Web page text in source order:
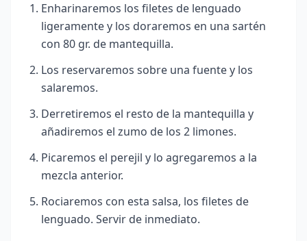
Enharinaremos los filetes de lenguado
ligeramente y los doraremos en una sartén
con 80 gr. de mantequilla.
Los reservaremos sobre una fuente y los
salaremos.
Derretiremos el resto de la mantequilla y
añadiremos el zumo de los 2 limones.
Picaremos el perejil y lo agregaremos a la
mezcla anterior.
Rociaremos con esta salsa, los filetes de
lenguado. Servir de inmediato.